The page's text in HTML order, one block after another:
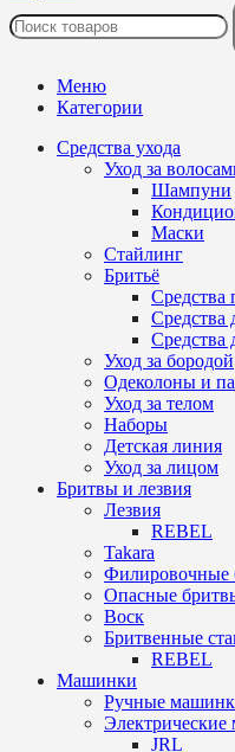
Меню
Категории
Средства ухода
Уход за
Шампуни
Маски
Стайлинг
Бритьё
Средства
Средства
Средства
Уход за бородой
Одеколоны и
Уход за телом
Наборы
Детская линия
Уход за лицом
Бритвы и лезвия
Лезвия
REBEL
Takara
Филировочные
Опасные
Воск
Бритвенные
REBEL
Машинки
Ручные
JRL